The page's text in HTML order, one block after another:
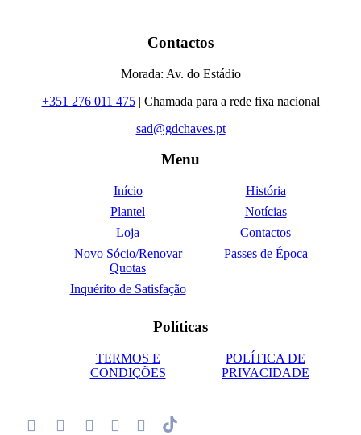
Contactos
Morada: Av. do Estádio
+351 276 011 475| Chamada para a rede fixa nacional
sad@gdchaves.pt
Menu
Início
História
Plantel
Notícias
Loja
Contactos
Novo Sócio/Renovar
Quotas
Passes de Época
Inquérito de Satisfação
Políticas
TERMOS E
CONDIÇÕES
POLÍTICA DE
PRIVACIDADE